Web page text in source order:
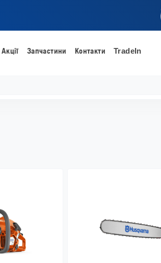
Акції Запчастини Контакти TradeIn